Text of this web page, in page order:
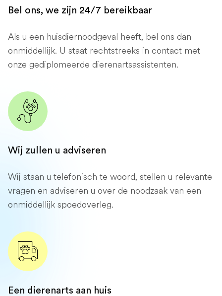
Bel ons, we zijn 24/7 bereikbaar
Als u een huisdiernoodgeval heeft, bel ons dan
onmiddellijk. U staat rechtstreeks in contact met
onze gediplomeerde dierenartsassistenten.
Wij zullen u adviseren
Wij staan ​​u telefonisch te woord, stellen u relevante
vragen en adviseren u over de noodzaak van een
onmiddellijk spoedoverleg.
Een dierenarts aan huis